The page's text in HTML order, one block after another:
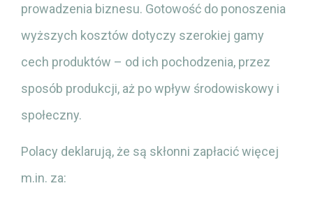
prowadzenia biznesu. Gotowość do ponoszenia
wyższych kosztów dotyczy szerokiej gamy
cech produktów – od ich pochodzenia, przez
sposób produkcji, aż po wpływ środowiskowy i
społeczny.
Polacy deklarują, że są skłonni zapłacić więcej
m.in. za: